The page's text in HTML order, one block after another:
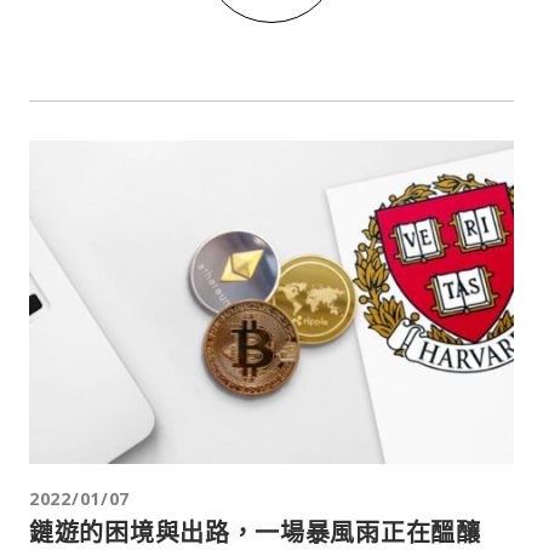
2022/01/07
鏈遊的困境與出路，一場暴風雨正在醞釀